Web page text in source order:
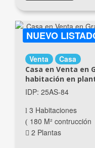
NUEVO
Venta Casa
Casa en Venta en
habitación en
IDP: 25AS-84
3 Habitaciones
180 M² contrucción
2 Plantas